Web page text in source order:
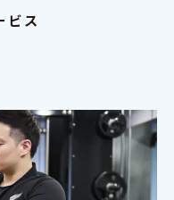
ビス